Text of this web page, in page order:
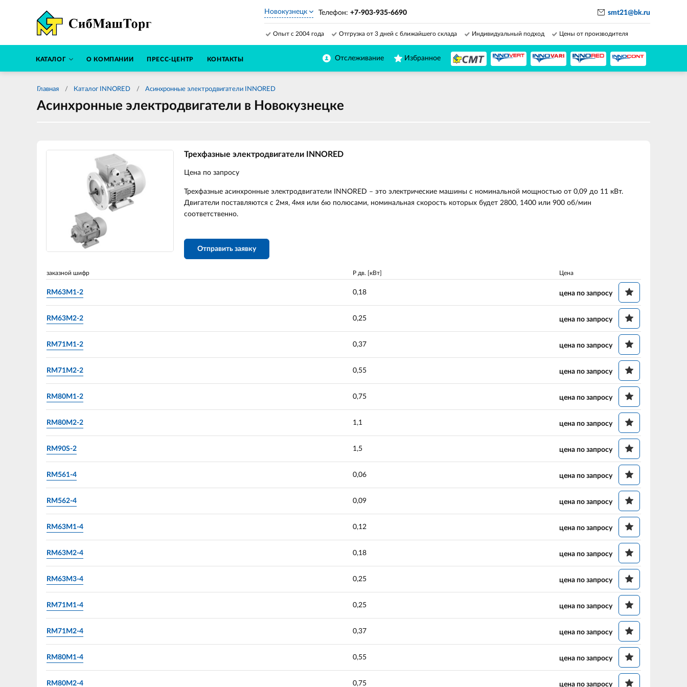
Новокузнецк Телефон: +7-903-935-6690
Отслеживание Избранное
Опыт с 2004 года Отгрузка от 3 дней с ближайшего склада Индивидуальный подход Цены от производителя
КАТАЛОГ О КОМПАНИИ ПРЕСС-ЦЕНТР КОНТАКТЫ
smt21@bk.ru
Главная Каталог INNORED Асинхронные электродвигатели INNORED
Асинхронные электродвигатели в Новокузнецке
Трехфазные электродвигатели INNORED
Цена по запросу
Трехфазные асинхронные электродвигатели INNORED – это электрические машины с номинальной мощностью от 0,09 до 11 кВт.
Двигатели поставляются с 2мя, 4мя или 6ю полюсами, номинальная скорость которых будет 2800, 1400 или 900 об/мин
соответственно.
Отправить заявку
заказной шифр P дв. [кВт] Цена
RM63M1-2 0,18 цена по запросу
RM63M2-2 0,25 цена по запросу
RM71M1-2 0,37 цена по запросу
RM71M2-2 0,55 цена по запросу
RM80M1-2 0,75 цена по запросу
RM80M2-2 1,1 цена по запросу
RM90S-2 1,5 цена по запросу
RM561-4 0,06 цена по запросу
RM562-4 0,09 цена по запросу
RM63M1-4 0,12 цена по запросу
RM63M2-4 0,18 цена по запросу
RM63M3-4 0,25 цена по запросу
RM71M1-4 0,25 цена по запросу
RM71M2-4 0,37 цена по запросу
RM80M1-4 0,55 цена по запросу
RM80M2-4 0,75 цена по запросу